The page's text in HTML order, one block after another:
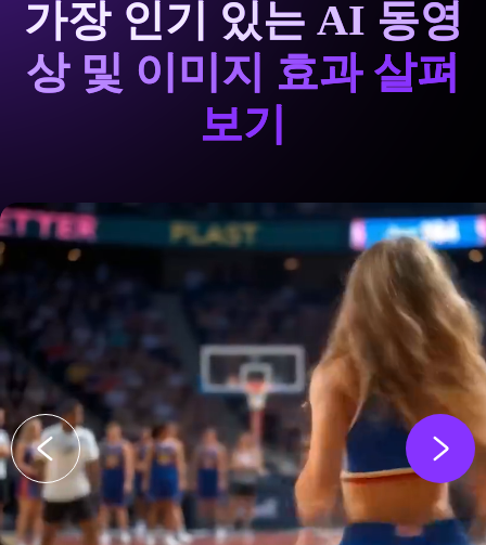
가장 인기 있는 AI 동영
상 및 이미지 효과 살펴
보기